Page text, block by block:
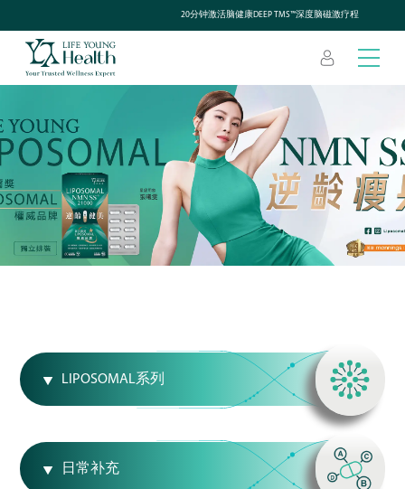
20分钟激活脑健康DEEP TMS™深度脑磁激疗程
LIPOSOMAL系列
日常补充